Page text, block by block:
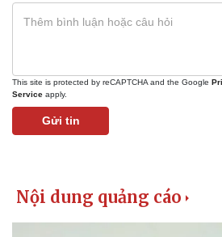
Bất động sản
Khởi nghiệp
Tỷ
This site is protected by reCAPTCHA and the Google
Service apply.
Gửi tin